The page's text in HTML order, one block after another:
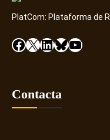
PlatCom: Plataforma de
Facebook X LinkedIn Bluesky YouTube
Contacta